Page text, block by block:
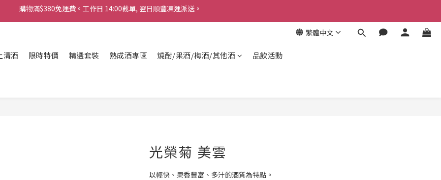
購物滿$380免運費。工作日 14:00截單, 翌日順豐凍運派送。
「720ml 清酒自由配 (Mix & Match)」$698 任選 4 支
購物滿$380免運費。工作日 14:00截單, 翌日順豐凍運派送。
繁體中文
清酒 限時特價 精選套裝 熟成酒專區 燒酎/果酒/梅酒/其他酒 品飲活動
光榮菊 美雲
以輕快、果香豐富、多汁的酒質為特點。